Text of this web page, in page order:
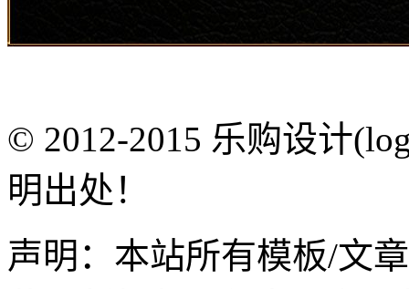
© 2012-2015 乐购设计
明出处！
声明：本站所有模板/文